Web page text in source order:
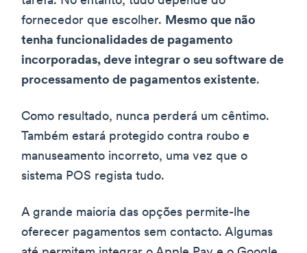
fornecedor que escolher. Mesmo que não
tenha funcionalidades de pagamento
incorporadas, deve integrar o seu software de
processamento de pagamentos existente.
Como resultado, nunca perderá um cêntimo.
Também estará protegido contra roubo e
manuseamento incorreto, uma vez que o
sistema POS regista tudo.
A grande maioria das opções permite-lhe
oferecer pagamentos sem contacto. Algumas